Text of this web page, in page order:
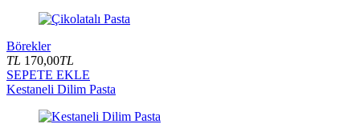
Börekler
TL 170,00TL
SEPETE EKLE
Kestaneli Dilim Pasta